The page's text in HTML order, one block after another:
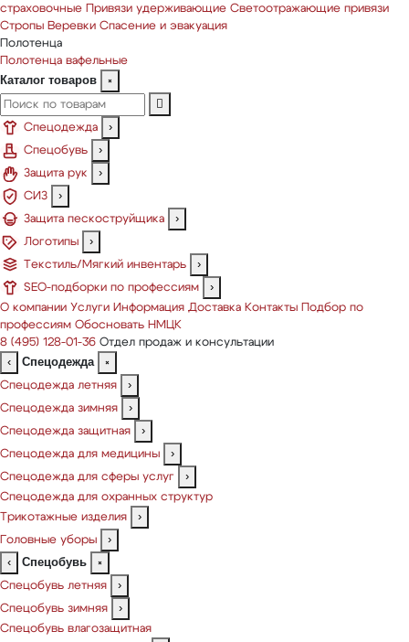
страховочные Привязи удерживающие Светоотражающие привязи
Стропы Веревки Спасение и эвакуация
Полотенца
Полотенца вафельные
Каталог товаров ×
Спецодежда
›
Спецобувь
›
Защита рук
›
СИЗ
›
Защита пескоструйщика
›
Логотипы
›
Текстиль/Мягкий инвентарь
›
SEO-подборки по профессиям
›
О компании Услуги Информация Доставка Контакты Подбор по
профессиям Обосновать НМЦК
8 (495) 128-01-36 Отдел продаж и консультации
‹
Спецодежда
×
Спецодежда летняя
›
Спецодежда зимняя
›
Спецодежда защитная
›
Спецодежда для медицины
›
Спецодежда для сферы услуг
›
Спецодежда для охранных структур
Трикотажные изделия
›
Головные уборы
›
‹
Спецобувь
×
Спецобувь летняя
›
Спецобувь зимняя
›
Спецобувь влагозащитная